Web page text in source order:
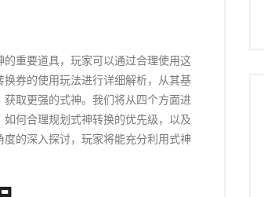
重要道具，玩家可以通过合理使用这
券的使用玩法进行详细解析，从其基
取更强的式神。我们将从四个方面进
何合理规划式神转换的优先级，以及
的深入探讨，玩家将能充分利用式神